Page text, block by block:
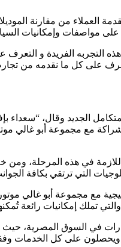
العملاء من مقارنة
مواصفات وإمكانيات
التجربه الفريدة و
في المركز المتكامل الجديد
الجديد وقال، “سعداء
مع مجموعة أبو غالي
في هذه المرحلة، ومن
التي ترتقي بكافة
مع مجموعة أبو غالي
تملك إمكانيات رائعة
في السوق المصرية،
على كل الخدمات